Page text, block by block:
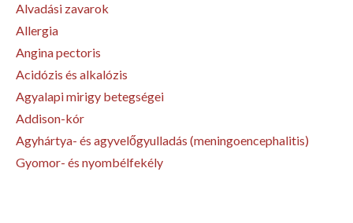
Alvadási zavarok
Allergia
Angina pectoris
Acidózis és alkalózis
Agyalapi mirigy betegségei
Addison-kór
Agyhártya- és agyvelőgyulladás (meningoencephalitis)
Gyomor- és nyombélfekély